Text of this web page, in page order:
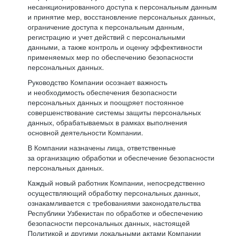
несанкционированного доступа к персональным данным
и принятие мер, восстановление персональных данных,
ограничение доступа к персональным данным,
регистрацию и учет действий с персональными
данными, а также контроль и оценку эффективности
применяемых мер по обеспечению безопасности
персональных данных.
Руководство Компании осознает важность
и необходимость обеспечения безопасности
персональных данных и поощряет постоянное
совершенствование системы защиты персональных
данных, обрабатываемых в рамках выполнения
основной деятельности Компании.
В Компании назначены лица, ответственные
за организацию обработки и обеспечение безопасности
персональных данных.
Каждый новый работник Компании, непосредственно
осуществляющий обработку персональных данных,
ознакамливается с требованиями законодательства
Республики Узбекистан по обработке и обеспечению
безопасности персональных данных, настоящей
Политикой и другими локальными актами Компании